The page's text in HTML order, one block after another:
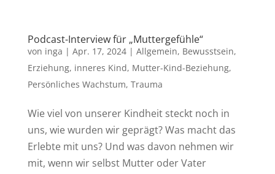
Podcast-Interview für „Muttergefühle“
von inga | Apr. 17, 2024| Allgemein, Bewusstsein,
Erziehung, inneres Kind, Mutter-Kind-Beziehung,
Persönliches Wachstum, Trauma
Wie viel von unserer Kindheit steckt noch in
uns, wie wurden wir geprägt? Was macht das
Erlebte mit uns? Und was davon nehmen wir
mit, wenn wir selbst Mutter oder Vater